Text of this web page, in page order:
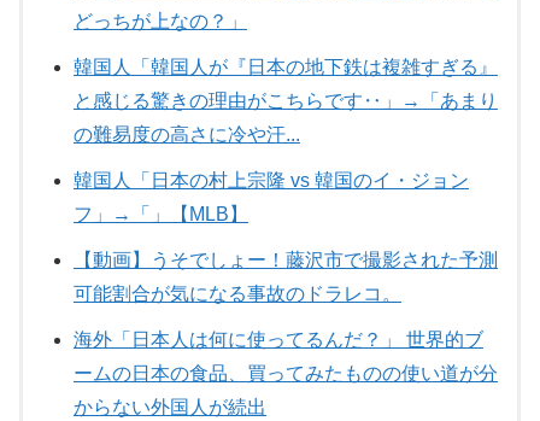
どっちが上なの？」
韓国人「韓国人が『日本の地下鉄は複雑すぎる』
と感じる驚きの理由がこちらです‥」→「あまり
の難易度の高さに冷や汗...
韓国人「日本の村上宗隆 vs 韓国のイ・ジョン
フ」→「」【MLB】
【動画】うそでしょー！藤沢市で撮影された予測
可能割合が気になる事故のドラレコ。
海外「日本人は何に使ってるんだ？」 世界的ブ
ームの日本の食品、買ってみたものの使い道が分
からない外国人が続出